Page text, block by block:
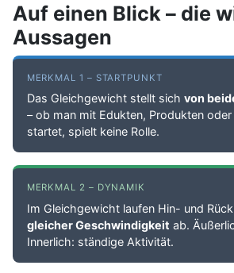
Auf einen Blick – die
Aussagen
MERKMAL 1 – STARTPUNKT
Das Gleichgewicht stellt sich von
– ob man mit Edukten, Produkten
startet, spielt keine Rolle.
MERKMAL 2 – DYNAMIK
Im Gleichgewicht laufen Hin- und
gleicher Geschwindigkeit ab.
Innerlich: ständige Aktivität.